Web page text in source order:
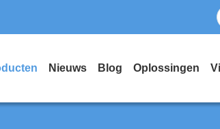
Nieuws Blog Oplossingen